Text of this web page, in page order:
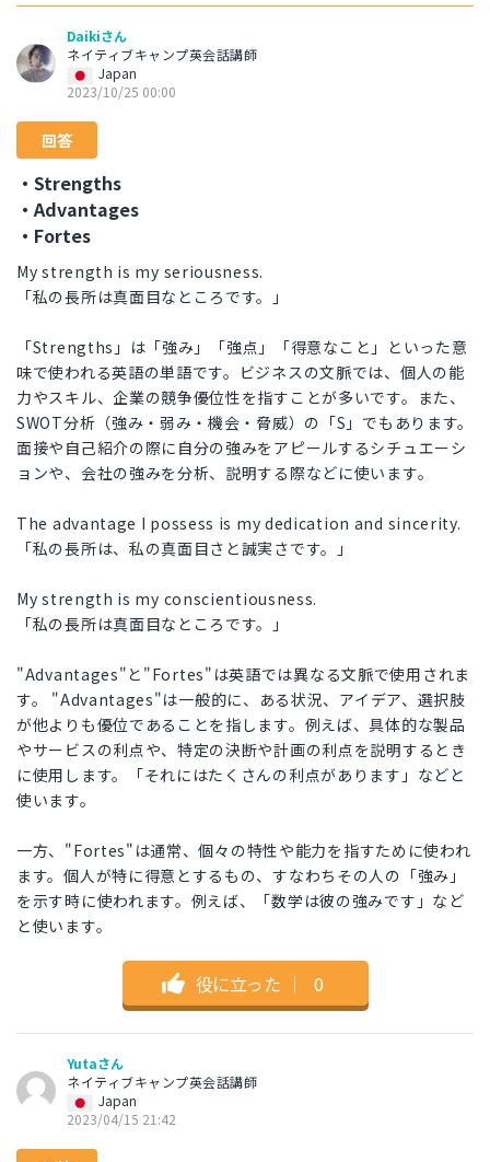
Daikiさん
ネイティブキャンプ英会話講師
Japan
2023/10/25 00:00
回答
・Strengths
・Advantages
・Fortes
My strength is my seriousness.
「私の長所は真面目なところです。」
「Strengths」は「強み」「強点」「得意なこと」といった意
味で使われる英語の単語です。ビジネスの文脈では、個人の能
力やスキル、企業の競争優位性を指すことが多いです。また、
SWOT分析（強み・弱み・機会・脅威）の「S」でもあります。
面接や自己紹介の際に自分の強みをアピールするシチュエーシ
ョンや、会社の強みを分析、説明する際などに使います。
The advantage I possess is my dedication and sincerity.
「私の長所は、私の真面目さと誠実さです。」
My strength is my conscientiousness.
「私の長所は真面目なところです。」
"Advantages"と"Fortes"は英語では異なる文脈で使用されま
す。 "Advantages"は一般的に、ある状況、アイデア、選択肢
が他よりも優位であることを指します。例えば、具体的な製品
やサービスの利点や、特定の決断や計画の利点を説明するとき
に使用します。「それにはたくさんの利点があります」などと
使います。
一方、"Fortes"は通常、個々の特性や能力を指すために使われ
ます。個人が特に得意とするもの、すなわちその人の「強み」
を示す時に使われます。例えば、「数学は彼の強みです」など
と使います。
役に立った ｜ 0
Yutaさん
ネイティブキャンプ英会話講師
Japan
2023/04/15 21:42